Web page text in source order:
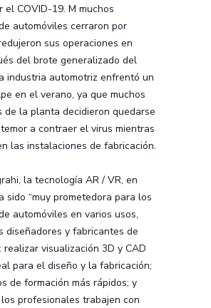
el COVID-19. M muchos
automóviles cerraron por
sus operaciones en
del brote generalizado del
industria automotriz enfrentó un
en el verano, ya que muchos
de la planta decidieron quedarse
a contraer el virus mientras
las instalaciones de fabricación.
la tecnología AR / VR, en
sido “muy prometedora para los
automóviles en varios usos,
diseñadores y fabricantes de
realizar visualización 3D y CAD
para el diseño y la fabricación;
de formación más rápidos; y
profesionales trabajen con